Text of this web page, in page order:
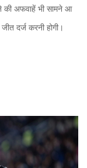
की अफवाहें भी सामने आ
दर्ज करनी होगी।